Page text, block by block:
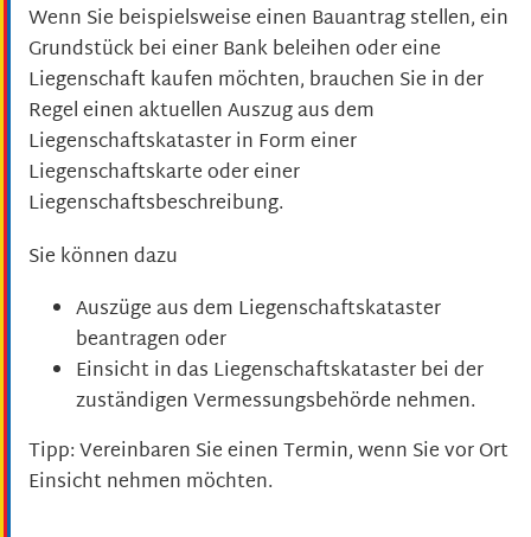
Wenn Sie beispielsweise einen Bauantrag stellen, ein
Grundstück bei einer Bank beleihen oder eine
Liegenschaft kaufen möchten, brauchen Sie in der
Regel einen aktuellen Auszug aus dem
Liegenschaftskataster in Form einer
Liegenschaftskarte oder einer
Liegenschaftsbeschreibung.
Sie können dazu
Auszüge aus dem Liegenschaftskataster
beantragen oder
Einsicht in das Liegenschaftskataster bei der
zuständigen Vermessungsbehörde nehmen.
Tipp: Vereinbaren Sie einen Termin, wenn Sie vor Ort
Einsicht nehmen möchten.